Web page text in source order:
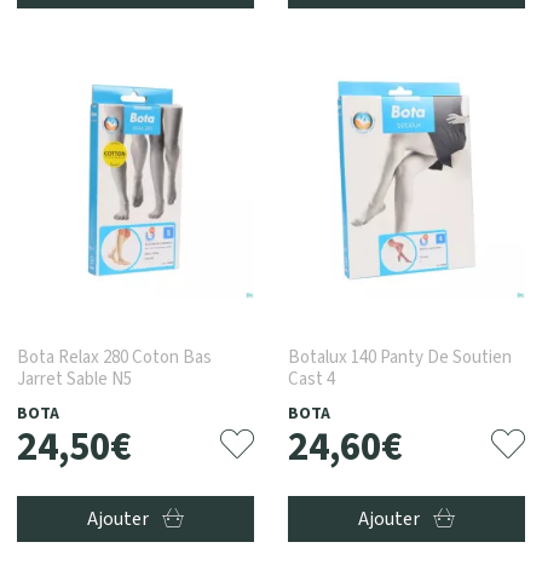
Bota Relax 280 Coton Bas
Jarret Sable N5
BOTA
24,50€
Ajouter
Botalux 140 Panty De Soutien
Cast 4
BOTA
24,60€
Ajouter